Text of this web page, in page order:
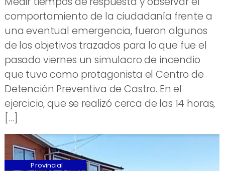
comportamiento de la ciudadanía frente a
una eventual emergencia, fueron algunos
de los objetivos trazados para lo que fue el
pasado viernes un simulacro de incendio
que tuvo como protagonista el Centro de
Detención Preventiva de Castro. En el
ejercicio, que se realizó cerca de las 14 horas,
[…]
Provincial